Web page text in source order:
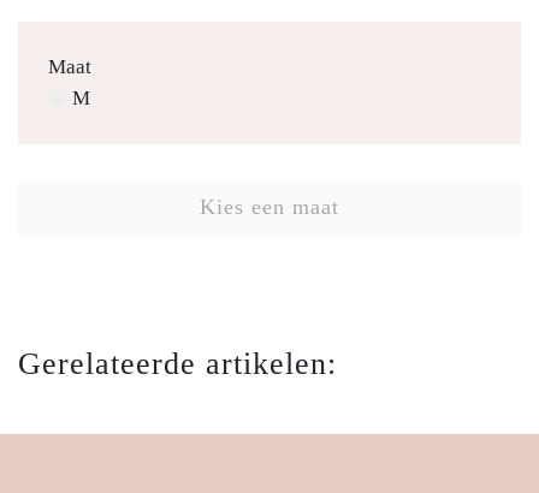
Maat
M
Kies een maat
Gerelateerde artikelen: